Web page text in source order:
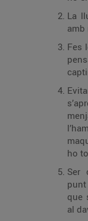
La
amb
Fes
ho
Ser
que
al